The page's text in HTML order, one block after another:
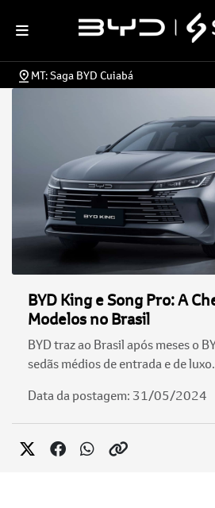
MT: Saga BYD Cuiabá
BYD King e Song Pro: A
Modelos no Brasil
BYD traz ao Brasil após meses o
sedãs médios de entrada e de luxo.
Data da postagem: 31/05/2024